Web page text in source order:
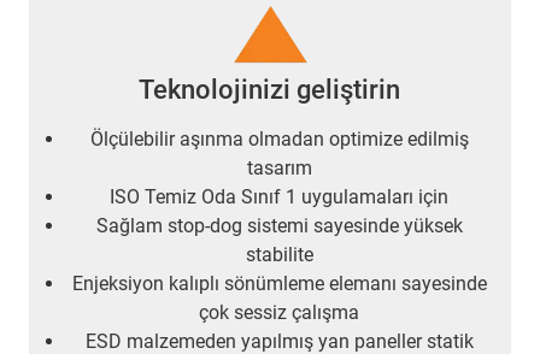
Teknolojinizi geliştirin
Ölçülebilir aşınma olmadan optimize edilmiş
tasarım
ISO Temiz Oda Sınıf 1 uygulamaları için
Sağlam stop-dog sistemi sayesinde yüksek
stabilite
Enjeksiyon kalıplı sönümleme elemanı sayesinde
çok sessiz çalışma
ESD malzemeden yapılmış yan paneller statik